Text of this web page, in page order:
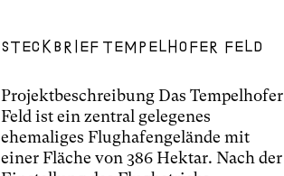
Steckbrief Tempelhofer Feld
Projektbeschreibung Das Tempelhofer
Feld ist ein zentral gelegenes
ehemaliges Flughafengelände mit
einer Fläche von 386 Hektar. Nach der